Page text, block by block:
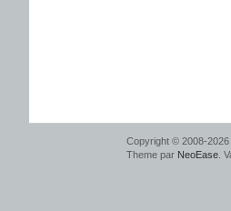
Copyright © 2008-
Theme par NeoEase .